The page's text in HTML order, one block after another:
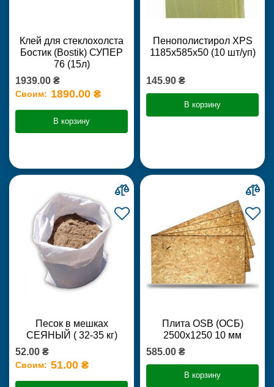
Клей для стеклохолста
Бостик (Bostik) СУПЕР
76 (15л)
1939.00 ₴
Своим: 1890.00 ₴
В корзину
Пенополистирол XPS
1185х585х50 (10 шт/уп)
145.90 ₴
В корзину
Песок в мешках
СЕЯНЫЙ ( 32-35 кг)
52.00 ₴
Своим: 51.00 ₴
Плита OSB (ОСБ)
2500х1250 10 мм
585.00 ₴
В корзину